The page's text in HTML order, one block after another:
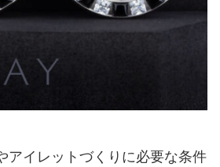
アイレットづくりに必要な条件